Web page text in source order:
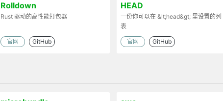
Rolldown
Rust 驱动的高性能打包器
官网 GitHub
HEAD
一份你可以在 &lt;head&gt; 里设置的列
表
官网 GitHub